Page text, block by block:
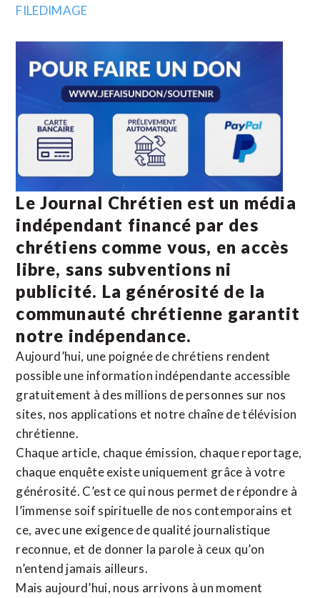
Le Journal Chrétien est un média
indépendant financé par des
chrétiens comme vous, en accès
libre, sans subventions ni
publicité. La générosité de la
communauté chrétienne garantit
notre indépendance.
Aujourd’hui, une poignée de chrétiens rendent
possible une information indépendante accessible
gratuitement à des millions de personnes sur nos
sites, nos applications et notre chaîne de télévision
chrétienne.
Chaque article, chaque émission, chaque reportage,
chaque enquête existe uniquement grâce à votre
générosité. C’est ce qui nous permet de répondre à
l’immense soif spirituelle de nos contemporains et
ce, avec une exigence de qualité journalistique
reconnue, et de donner la parole à ceux qu’on
n’entend jamais ailleurs.
Mais aujourd’hui, nous arrivons à un moment